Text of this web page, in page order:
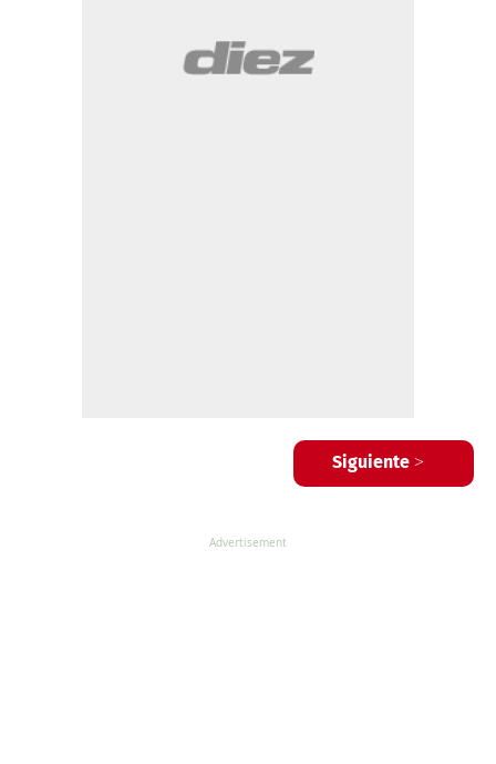
Siguiente >